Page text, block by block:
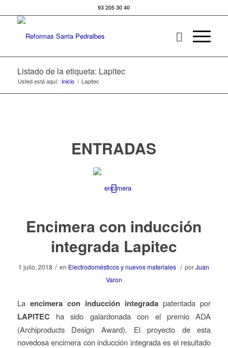
93 205 30 40
Listado de la etiqueta: Lapitec
Usted está aquí: Inicio / Lapitec
ENTRADAS
Encimera con inducción
integrada Lapitec
1 julio, 2018 / en Electrodomésticos y nuevos materiales / porJuan
Varon
La encimera con inducción integrada patentada por
LAPITEC ha sido galardonada con el premio ADA
(Archiproducts Design Award). El proyecto de esta
novedosa encimera con inducción integrada es el resultado